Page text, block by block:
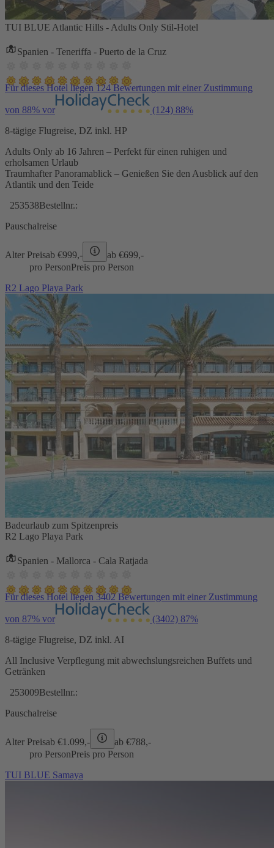
TUI BLUE Atlantic Hills - Adults Only Stil-Hotel
Spanien - Teneriffa - Puerto de la Cruz
Für dieses Hotel liegen 124 Bewertungen mit einer Zustimmung
von 88% vor (124) 88%
8-tägige Flugreise, DZ inkl. HP
Adults Only ab 16 Jahren – Perfekt für einen ruhigen und
erholsamen Urlaub
Traumhafter Panoramablick – Genießen Sie den Ausblick auf den
Atlantik und den Teide
253538Bestellnr.:
Pauschalreise
Alter Preisab €999,- ab €699,-
pro PersonPreis pro Person
R2 Lago Playa Park
Badeurlaub zum Spitzenpreis
R2 Lago Playa Park
Spanien - Mallorca - Cala Ratjada
Für dieses Hotel liegen 3402 Bewertungen mit einer Zustimmung
von 87% vor (3402) 87%
8-tägige Flugreise, DZ inkl. AI
All Inclusive Verpflegung mit abwechslungsreichen Buffets und
Getränken
253009Bestellnr.:
Pauschalreise
Alter Preisab €1.099,- ab €788,-
pro PersonPreis pro Person
TUI BLUE Samaya